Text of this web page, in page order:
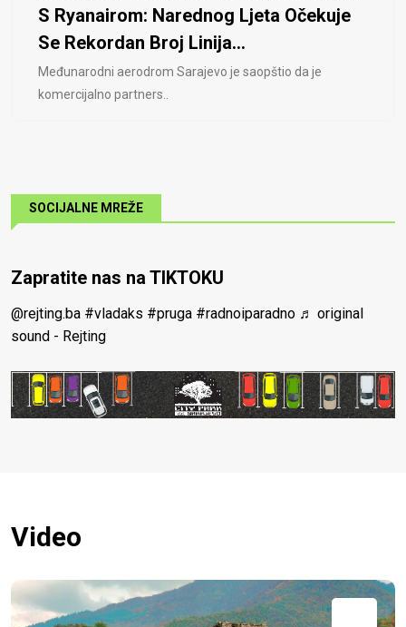
S Ryanairom: Narednog Ljeta Očekuje
Se Rekordan Broj Linija...
Međunarodni aerodrom Sarajevo je saopštio da je
komercijalno partners..
SOCIJALNE MREŽE
Zapratite nas na TIKTOKU
@rejting.ba #vladaks #pruga #radnoiparadno ♬ original
sound - Rejting
Video